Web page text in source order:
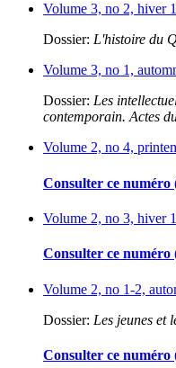
Volume 3, no 2, hiver
Dossier: L'histoire du
Volume 3, no 1,
Dossier: Les
contemporain. Actes
Volume 2, no 4,
Consulter ce
Volume 2, no 3, hiver
Consulter ce
Volume 2, no 1-2,
Dossier: Les jeunes et
Consulter ce